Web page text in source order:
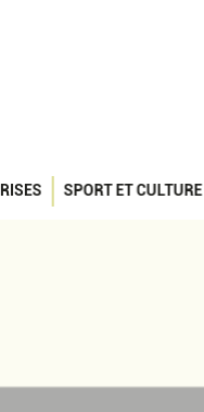
SPORT ET CULTURE